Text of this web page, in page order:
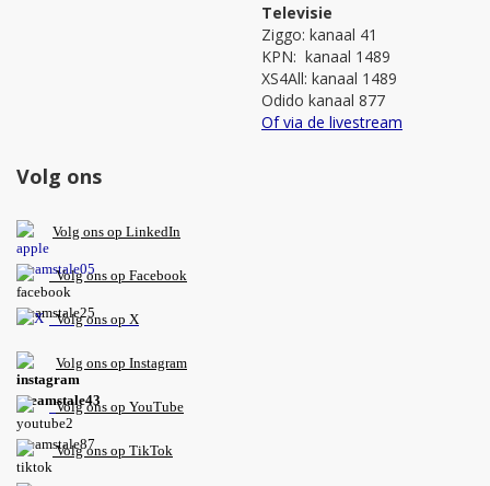
Televisie
Ziggo: kanaal 41
KPN: kanaal 1489
XS4All: kanaal 1489
Odido kanaal 877
Of via de livestream
Volg ons
Volg ons op LinkedIn
Volg ons op Facebook
Volg ons op X
Volg ons op Instagram
Volgons op YouTube
Volg ons op TikTok